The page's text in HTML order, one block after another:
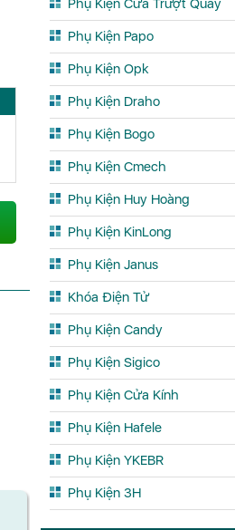
Phụ Kiện Cửa Trượt Quay
Phụ Kiện Papo
Phụ Kiện Opk
Phụ Kiện Draho
Phụ Kiện Bogo
Phụ Kiện Cmech
Phụ Kiện Huy Hoàng
Phụ Kiện KinLong
Phụ Kiện Janus
Khóa Điện Tử
Phụ Kiện Candy
Phụ Kiện Sigico
Phụ Kiện Cửa Kính
Phụ Kiện Hafele
Phụ Kiện YKEBR
Phụ Kiện 3H